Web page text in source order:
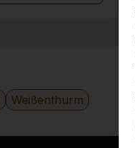
Weißenthurm